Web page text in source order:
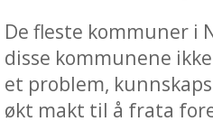
De fleste kommuner i
disse kommunene
et problem,
økt makt til å frata